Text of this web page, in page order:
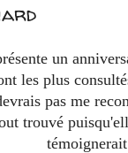
un
les plus
pas me
trouvé